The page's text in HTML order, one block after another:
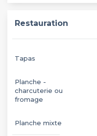
Restauration
Tapas
Planche -
charcuterie ou
fromage
Planche mixte